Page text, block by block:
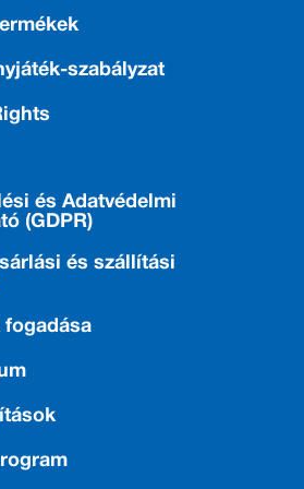
szabályzat
és Adatvédelmi
(GDPR)
és szállítási
fogadása